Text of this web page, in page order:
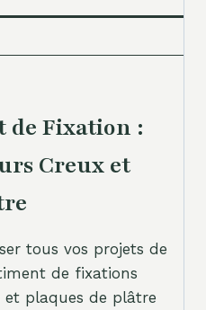
de Fixation :
Creux et
tous vos projets de
de fixations
et plaques de plâtre